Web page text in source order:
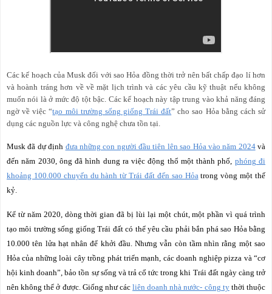
Các kế hoạch của Musk đối với sao Hỏa đồng thời trở nên bất chấp đạo lí hơn
và hoành tráng hơn về về mặt lịch trình và các yêu cầu kỹ thuật nếu không
muốn nói là ở mức độ tột bậc. Các kế hoạch này tập trung vào khả năng đáng
ngờ về việc “tạo môi trường sống giống Trái đất” cho sao Hỏa bằng cách sử
dụng các nguồn lực và công nghệ chưa tồn tại.
Musk đã dự định đưa những con người đầu tiên lên sao Hỏa vào năm 2024và
đến năm 2030, ông đã hình dung ra việc động thổ một thành phố, phóng đi
khoảng 100.000 chuyến du hành từ Trái đất đến sao Hỏa trong vòng một thế
kỷ.
Kể từ năm 2020, dòng thời gian đã bị lùi lại một chút, một phần vì quá trình
tạo môi trường sống giống Trái đất có thể yêu cầu phải bắn phá sao Hỏa bằng
10.000 tên lửa hạt nhân để khởi đầu. Nhưng vẫn còn tầm nhìn rằng một sao
Hỏa của những loài cây trồng phát triển mạnh, các doanh nghiệp pizza và “cơ
hội kinh doanh”, bảo tồn sự sống và trả cổ tức trong khi Trái đất ngày càng trở
nên không thể ở được. Giống như cácliên doanh nhà nước- công tythời thuộc